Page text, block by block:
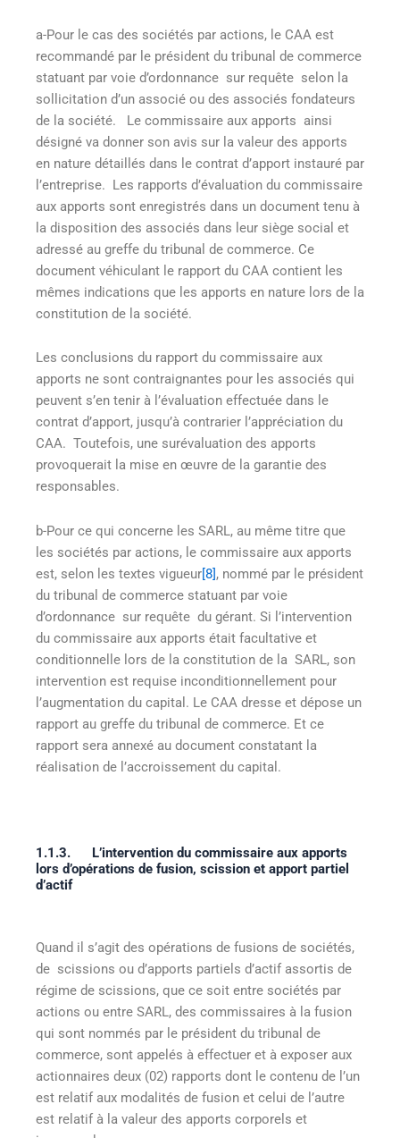
a-Pour le cas des sociétés par actions, le CAA est
recommandé par le président du tribunal de commerce
statuant par voie d’ordonnance sur requête selon la
sollicitation d’un associé ou des associés fondateurs
de la société. Le commissaire aux apports ainsi
désigné va donner son avis sur la valeur des apports
en nature détaillés dans le contrat d’apport instauré par
l’entreprise. Les rapports d’évaluation du commissaire
aux apports sont enregistrés dans un document tenu à
la disposition des associés dans leur siège social et
adressé au greffe du tribunal de commerce. Ce
document véhiculant le rapport du CAA contient les
mêmes indications que les apports en nature lors de la
constitution de la société.
Les conclusions du rapport du commissaire aux
apports ne sont contraignantes pour les associés qui
peuvent s’en tenir à l’évaluation effectuée dans le
contrat d’apport, jusqu’à contrarier l’appréciation du
CAA. Toutefois, une surévaluation des apports
provoquerait la mise en œuvre de la garantie des
responsables.
b-Pour ce qui concerne les SARL, au même titre que
les sociétés par actions, le commissaire aux apports
est, selon les textes vigueur[8], nommé par le président
du tribunal de commerce statuant par voie
d’ordonnance sur requête du gérant. Si l’intervention
du commissaire aux apports était facultative et
conditionnelle lors de la constitution de la SARL, son
intervention est requise inconditionnellement pour
l’augmentation du capital. Le CAA dresse et dépose un
rapport au greffe du tribunal de commerce. Et ce
rapport sera annexé au document constatant la
réalisation de l’accroissement du capital.
1.1.3. L’intervention du commissaire aux apports
lors d’opérations de fusion, scission et apport partiel
d’actif
Quand il s’agit des opérations de fusions de sociétés,
de scissions ou d’apports partiels d’actif assortis de
régime de scissions, que ce soit entre sociétés par
actions ou entre SARL, des commissaires à la fusion
qui sont nommés par le président du tribunal de
commerce, sont appelés à effectuer et à exposer aux
actionnaires deux (02) rapports dont le contenu de l’un
est relatif aux modalités de fusion et celui de l’autre
est relatif à la valeur des apports corporels et